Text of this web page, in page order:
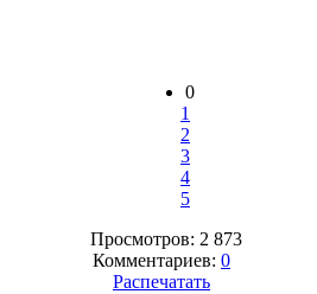
0
1
2
3
4
5
Просмотров: 2 873
Комментариев: 0
Распечатать